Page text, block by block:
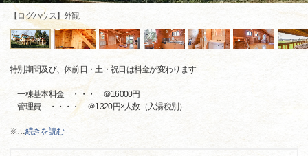
【ログハウス】外観
特別期間及び、休前日・土・祝日は料金が変わります
一棟基本料金 ・・・ ＠16000円
管理費 ・・・・ ＠1320円×人数（入湯税別）
※…続きを読む